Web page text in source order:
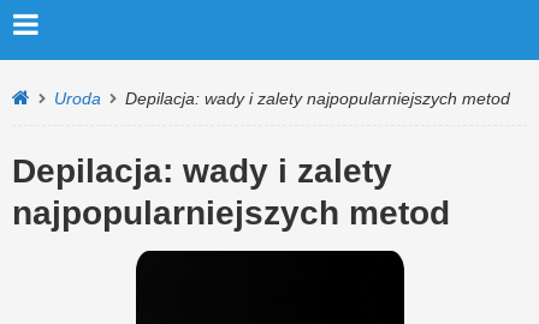
Uroda Depilacja: wady i zalety najpopularniejszych metod
Depilacja: wady i zalety
najpopularniejszych metod